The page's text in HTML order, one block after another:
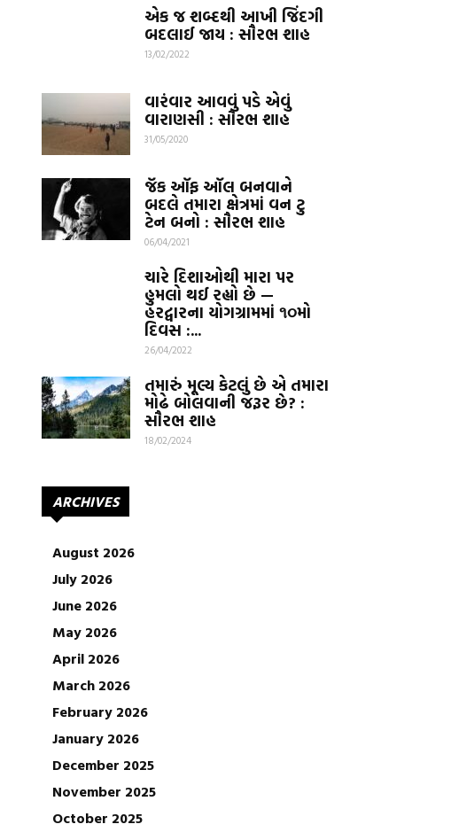
એક જ શબ્દથી આખી જિંદગી
બદલાઈ જાય : સૌરભ શાહ
13/02/2022
વારંવાર આવવું પડે એવું
વારાણસી : સૌરભ શાહ
31/05/2020
જૅક ઑફ ઑલ બનવાને
બદલે તમારા ક્ષેત્રમાં વન ટુ
ટેન બનો : સૌરભ શાહ
06/04/2021
ચારે દિશાઓથી મારા પર
હુમલો થઈ રહ્યો છે —
હરદ્વારના યોગગ્રામમાં ૧૦મો
દિવસ :...
26/04/2022
તમારું મૂલ્ય કેટલું છે એ તમારા
મોઢે બોલવાની જરૂર છે? :
સૌરભ શાહ
18/02/2024
ARCHIVES
August 2026
July 2026
June 2026
May 2026
April 2026
March 2026
February 2026
January 2026
December 2025
November 2025
October 2025